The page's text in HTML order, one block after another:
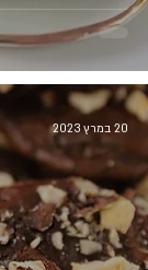
20 במרץ 2023